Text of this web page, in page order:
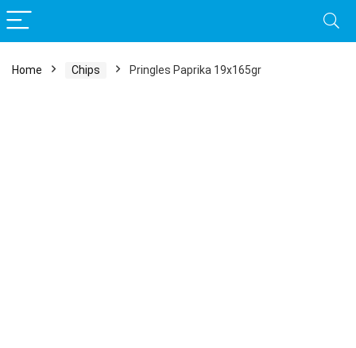
Home Chips Pringles Paprika 19x165gr